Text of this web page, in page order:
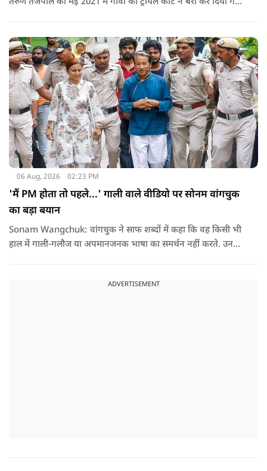
06 Aug, 2026 02:23 PM
'मैं PM होता तो पहले...' गाली वाले वीडियो पर सोनम वांगचुक
का बड़ा बयान
Sonam Wangchuk: वांगचुक ने साफ शब्दों में कहा कि वह किसी भी
हाल में गाली-गलौज या अपमानजनक भाषा का समर्थन नहीं करते. उनका
ADVERTISEMENT